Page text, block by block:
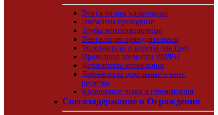
Вентиляторы кровельные
Элементы проходные
Трубы вентиляционные
Вентиляция принудительная
Уплотнители и вороты для труб
Проходные элементы PIIPPU
Дефлекторы кровельные
Дефлекторы цокольные и вент.
решетки
Кровельные люки и примыкания
Снегозадержание и Ограждения